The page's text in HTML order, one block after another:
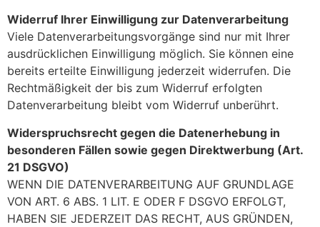
Widerruf Ihrer Einwilligung zur Datenverarbeitung
Viele Datenverarbeitungsvorgänge sind nur mit Ihrer
ausdrücklichen Einwilligung möglich. Sie können eine
bereits erteilte Einwilligung jederzeit widerrufen. Die
Rechtmäßigkeit der bis zum Widerruf erfolgten
Datenverarbeitung bleibt vom Widerruf unberührt.
Widerspruchsrecht gegen die Datenerhebung in
besonderen Fällen sowie gegen Direktwerbung (Art.
21 DSGVO)
WENN DIE DATENVERARBEITUNG AUF GRUNDLAGE
VON ART. 6 ABS. 1 LIT. E ODER F DSGVO ERFOLGT,
HABEN SIE JEDERZEIT DAS RECHT, AUS GRÜNDEN,